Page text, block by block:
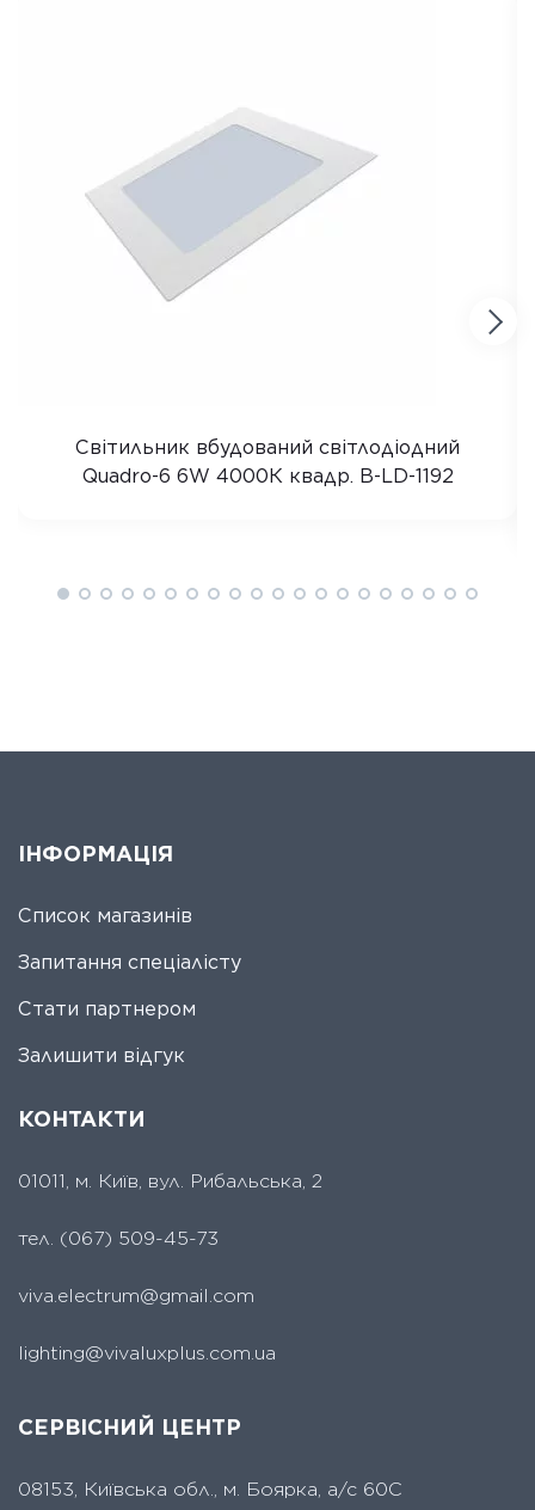
Світильник вбудований світлодіодний
Quadro-6 6W 4000К квадр. B-LD-1192
ІНФОРМАЦІЯ
Список магазинів
Запитання спеціалісту
Стати партнером
Залишити відгук
КОНТАКТИ
01011, м. Київ, вул. Рибальська, 2
тел. (067) 509-45-73
viva.electrum@gmail.com
lighting@vivaluxplus.com.ua
СЕРВІСНИЙ ЦЕНТР
08153, Київська обл., м. Боярка, а/с 60С